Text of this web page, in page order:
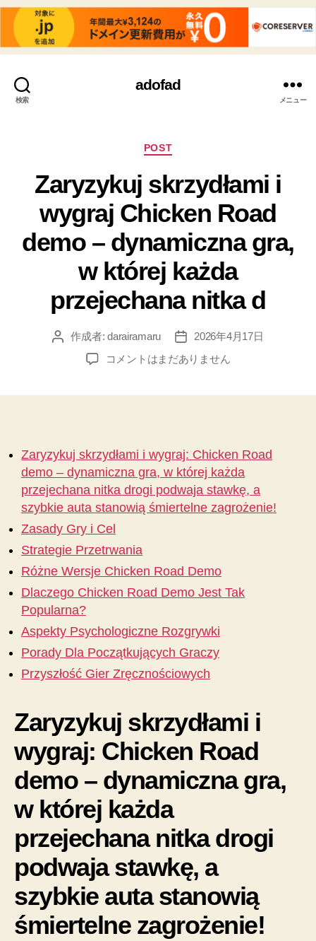
検索
adofad
メニュー
カ
ゴ
リ
ー
POST
Zaryzykuj skrzydłami i
wygraj Chicken Road
demo – dynamiczna gra,
w której każda
przejechana nitka d
投
作成者:darairamaru
投
稿
日
2026年4月17日
Zaryzykuj
demo
–
dynamiczna
gra,
w
której
każda
nitka
d
コメントはまだありません
Zaryzykuj skrzydłami i wygraj: Chicken Road
demo – dynamiczna gra, w której każda
przejechana nitka drogi podwaja stawkę, a
szybkie auta stanowią śmiertelne zagrożenie!
Zasady Gry i Cel
Strategie Przetrwania
Różne Wersje Chicken Road Demo
Dlaczego Chicken Road Demo Jest Tak
Popularna?
Aspekty Psychologiczne Rozgrywki
Porady Dla Początkujących Graczy
Przyszłość Gier Zręcznościowych
Zaryzykuj skrzydłami i
wygraj: Chicken Road
demo – dynamiczna gra,
w której każda
przejechana nitka drogi
podwaja stawkę, a
szybkie auta stanowią
śmiertelne zagrożenie!